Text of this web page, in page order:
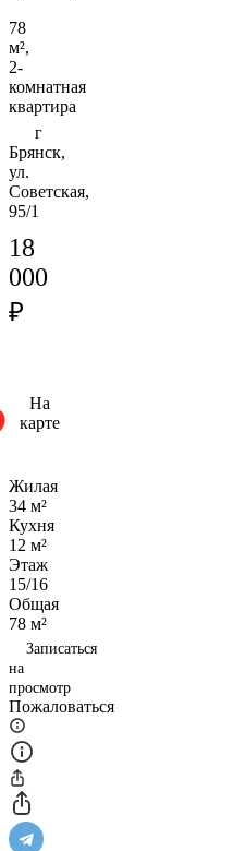
78
м²,
2-
комнатная
квартира
г
Брянск,
ул.
Советская,
95/1
18
000
₽
На
карте
Жилая
34 м²
Кухня
12 м²
Этаж
15/16
Общая
78 м²
Записаться
на
просмотр
Пожаловаться